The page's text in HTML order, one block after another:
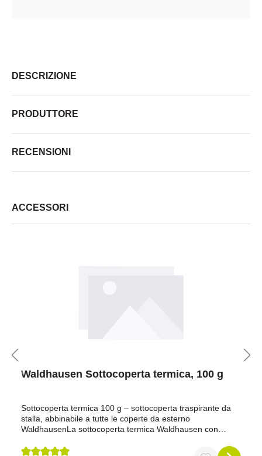
DESCRIZIONE
PRODUTTORE
RECENSIONI
ACCESSORI
Waldhausen Sottocoperta termica, 100 g
Sottocoperta termica 100 g – sottocoperta traspirante da
stalla, abbinabile a tutte le coperte da esterno
WaldhausenLa sottocoperta termica Waldhausen con
desideri offrire al tuo cavallo uno strato leggero ma